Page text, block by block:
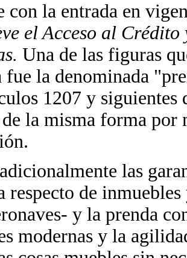
con la entrada en
el Acceso al
Una de las figuras
fue la denominada
1207 y
la misma forma por
las
respecto de
y la prenda
modernas y la